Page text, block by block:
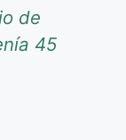
de
45